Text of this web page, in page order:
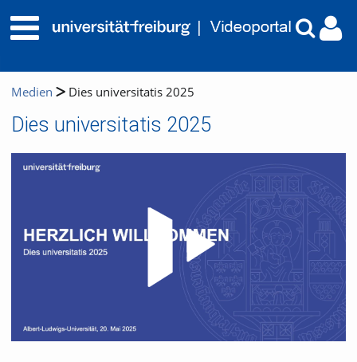
Medien Dies universitatis 2025
Dies universitatis 2025